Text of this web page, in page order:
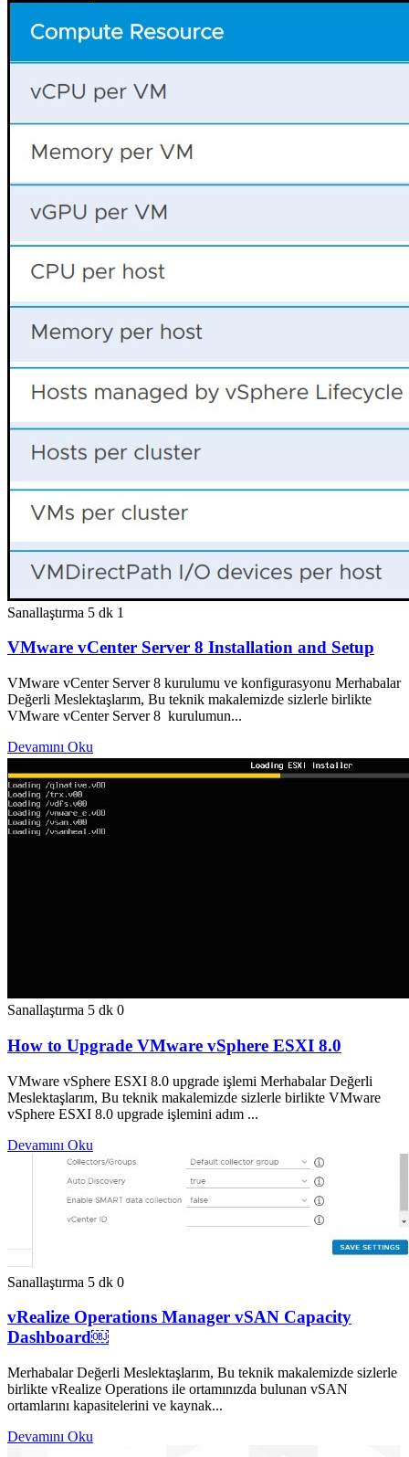
Sanallaştırma 5 dk 1
VMware vCenter Server 8 Installation and Setup
VMware vCenter Server 8 kurulumu ve konfigurasyonu Merhabalar
Değerli Meslektaşlarım, Bu teknik makalemizde sizlerle birlikte
VMware vCenter Server 8 kurulumun...
Devamını Oku
Sanallaştırma 5 dk 0
How to Upgrade VMware vSphere ESXI 8.0
VMware vSphere ESXI 8.0 upgrade işlemi Merhabalar Değerli
Meslektaşlarım, Bu teknik makalemizde sizlerle birlikte VMware
vSphere ESXI 8.0 upgrade işlemini adım ...
Devamını Oku
Sanallaştırma 5 dk 0
vRealize Operations Manager vSAN Capacity
Dashboard￼
Merhabalar Değerli Meslektaşlarım, Bu teknik makalemizde sizlerle
birlikte vRealize Operations ile ortamınızda bulunan vSAN
ortamlarını kapasitelerini ve kaynak...
Devamını Oku